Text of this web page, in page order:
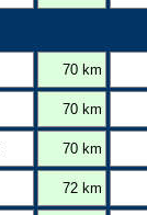
70 km
70 km
70 km
72 km